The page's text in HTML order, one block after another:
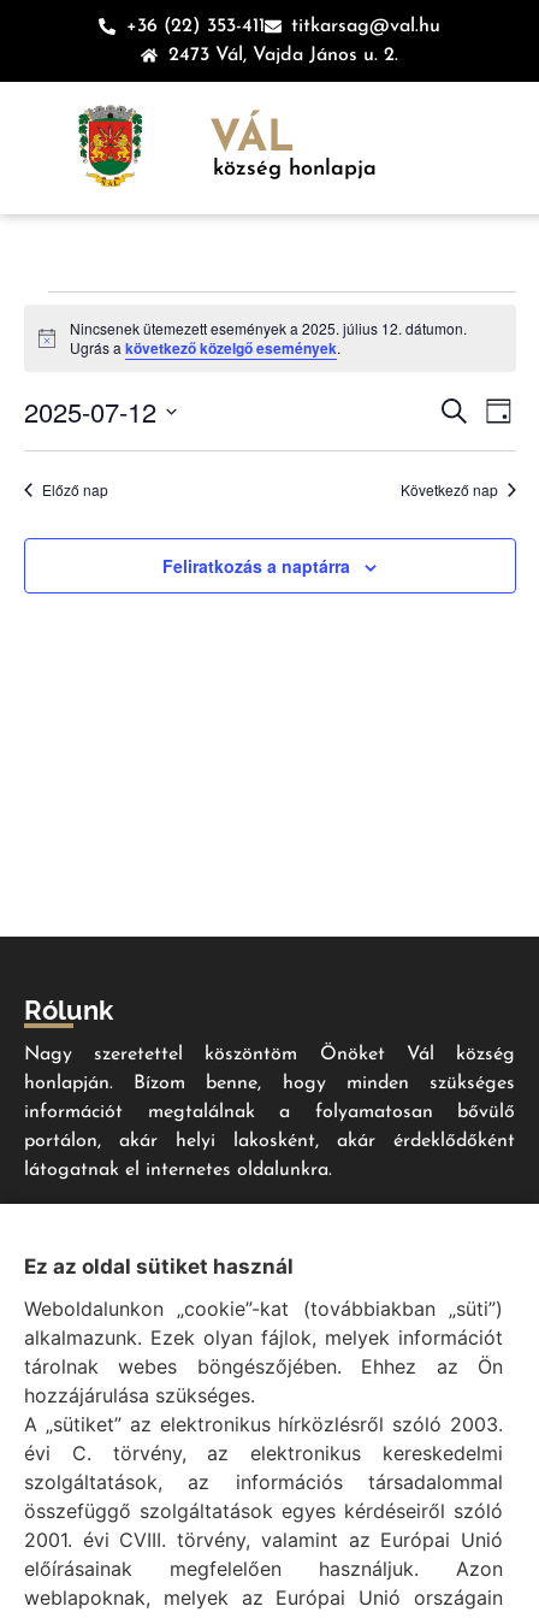
+36 (22) 353-411
titkarsag@val.hu
2473 Vál, Vajda János u. 2.
VÁL
község honlapja
Notice
Nincsenek ütemezett események a 2025. július 12. dátumon.
Ugrás a következő közelgő események.
és
nézet
Keresett
Nap
2025-07-12
kiválasztása.
Előző nap Következő nap
Feliratkozás a naptárra
Rólunk
Nagy szeretettel köszöntöm Önöket Vál község
honlapján. Bízom benne, hogy minden szükséges
információt megtalálnak a folyamatosan bővülő
portálon, akár helyi lakosként, akár érdeklődőként
látogatnak el internetes oldalunkra.
Impresszum
Vál Község Önkormányzat hivatalos honlapja
Vál Község Önkormányzat © 1996 - 2020
Adószám: 15727079-2-07
Adatvédelmi tájékoztató
Felelős: Bechtold Tamás polgármester
Cím: H-2473 Vál, Vajda János utca 2.
Telefon: +36 (22) 353-411
E-mail: polgarmester@val.hu
Ez az oldal sütiket használ
Weboldalunkon „cookie”-kat (továbbiakban „süti”)
alkalmazunk. Ezek olyan fájlok, melyek információt
tárolnak webes böngészőjében. Ehhez az Ön
hozzájárulása szükséges.
A „sütiket” az elektronikus hírközlésről szóló 2003.
évi C. törvény, az elektronikus kereskedelmi
szolgáltatások, az információs társadalommal
összefüggő szolgáltatások egyes kérdéseiről szóló
2001. évi CVIII. törvény, valamint az Európai Unió
előírásainak megfelelően használjuk. Azon
weblapoknak, melyek az Európai Unió országain